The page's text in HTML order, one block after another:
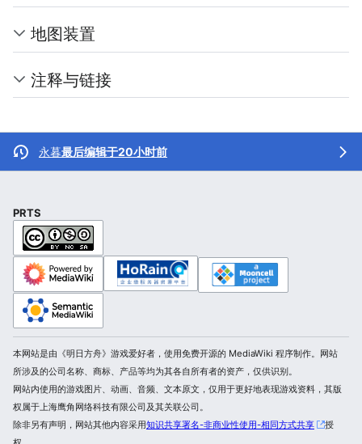
地图装置
注释与链接
永暮最后编辑于20小时前
PRTS
本网站是由《明日方舟》游戏爱好者，使用免费开源的 MediaWiki 程序制作。网站
所涉及的公司名称、商标、产品等均为其各自所有者的资产，仅供识别。
网站内使用的游戏图片、动画、音频、文本原文，仅用于更好地表现游戏资料，其版
权属于上海鹰角网络科技有限公司及其关联公司。
除非另有声明，网站其他内容采用知识共享署名-非商业性使用-相同方式共享
授